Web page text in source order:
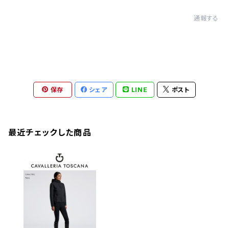
通報する
保存 シェア LINE ポスト
最近チェックした商品